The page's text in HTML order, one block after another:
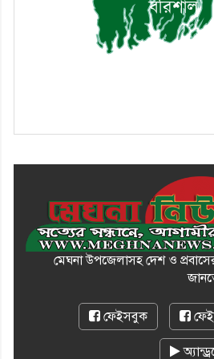
১০।
মারধরের
অভিযোগ
মেঘনা উপজেলাসহ দেশ ও
ফেইসবুক